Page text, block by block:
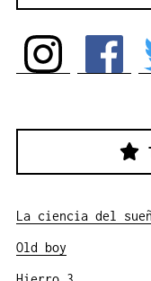
La ciencia del
Old boy